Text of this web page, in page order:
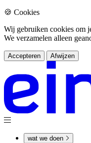
🍪 Cookies
Wij gebruiken cookies om
We verzamelen alleen
Accepteren Afwijzen
wat we doen